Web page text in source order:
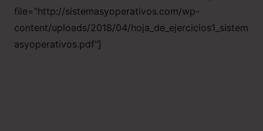
file="http://sistemasyoperativos.com/wp-
content/uploads/2018/04/hoja_de_ejercicios1_sistem
asyoperativos.pdf"]